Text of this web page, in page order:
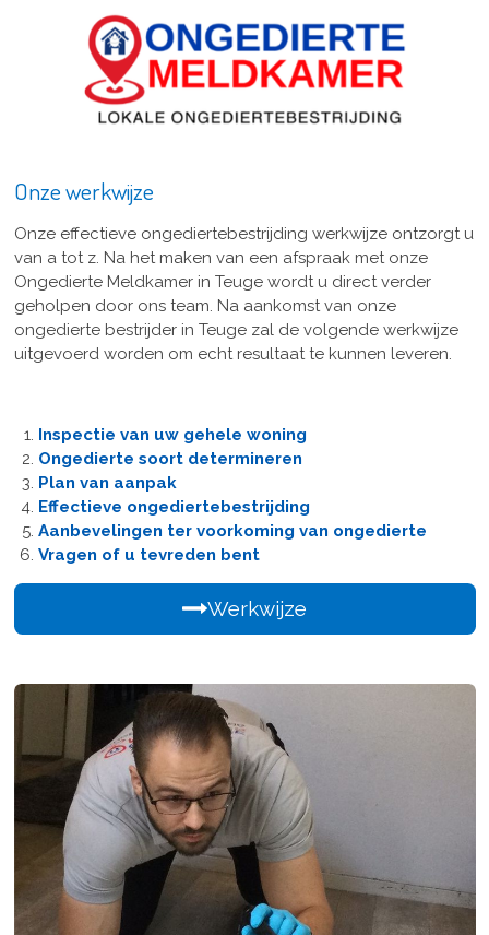
Onze werkwijze
Onze effectieve ongediertebestrijding werkwijze ontzorgt u
van a tot z. Na het maken van een afspraak met onze
Ongedierte Meldkamer in Teuge wordt u direct verder
geholpen door ons team. Na aankomst van onze
ongedierte bestrijder in Teuge zal de volgende werkwijze
uitgevoerd worden om echt resultaat te kunnen leveren.
Inspectie van uw gehele woning
Ongedierte soort determineren
Plan van aanpak
Effectieve ongediertebestrijding
Aanbevelingen ter voorkoming van ongedierte
Vragen of u tevreden bent
Werkwijze